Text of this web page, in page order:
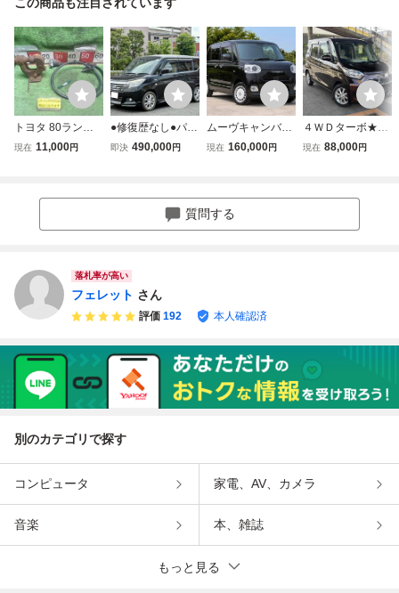
この商品も注目されています
トヨタ 80ランク
ル VXリミテッド
現在 11,000円
●修復歴なし●パワ
ースライドドア●
ラ●ＤＶＤ●陸送＋
登録代行セット半
即決 490,000円
ムーヴキャンバス
セオリーG 4WD R
ー 禁煙車 30日返
品保証
現在 160,000円
４ＷＤターボ★ek
スペース Tセー
現在 88,000円
質問する
落札率が高い
フェレット さん
評価 192 本人確認済
別のカテゴリで探す
コンピュータ 家電、AV、カメラ
音楽 本、雑誌
もっと見る